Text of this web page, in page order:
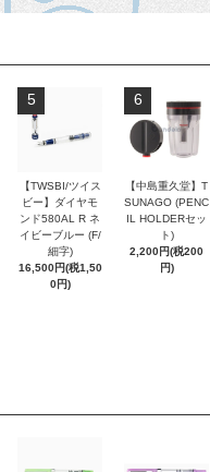
5
【TWSBI/ツイス
ビー】ダイヤモ
ンド580AL R ネ
イビーブルー (F/
細字)
16,500円(税1,50
0円)
6
【中島重久堂】T
SUNAGO (PENC
IL HOLDERセッ
ト)
2,200円(税200
円)